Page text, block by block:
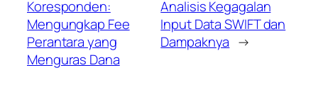
Koresponden:
Mengungkap Fee
Perantara yang
Menguras Dana
Analisis Kegagalan
Input Data SWIFT dan
Dampaknya →